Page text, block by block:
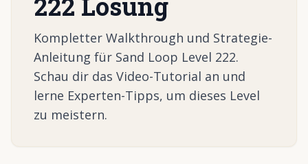
Kompletter Walkthrough und Strategie-
Anleitung für Sand Loop Level 222.
Schau dir das Video-Tutorial an und
lerne Experten-Tipps, um dieses Level
zu meistern.